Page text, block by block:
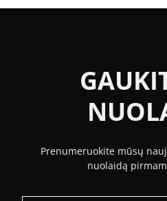
Prenumeruokite mūsų
nuolaidą